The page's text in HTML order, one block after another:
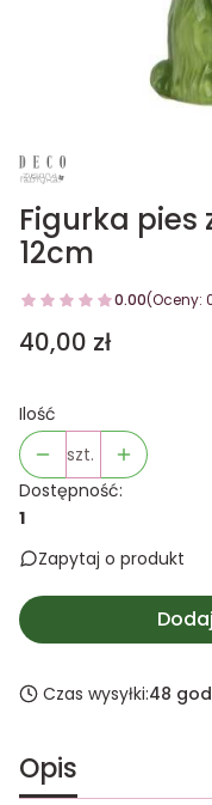
Figurka pies
12cm
0.00(Oceny:
Cena
40,00 zł
Ilość
szt.
Dostępność:
1
Zapytaj o produkt
Czas wysyłki:48
Opis